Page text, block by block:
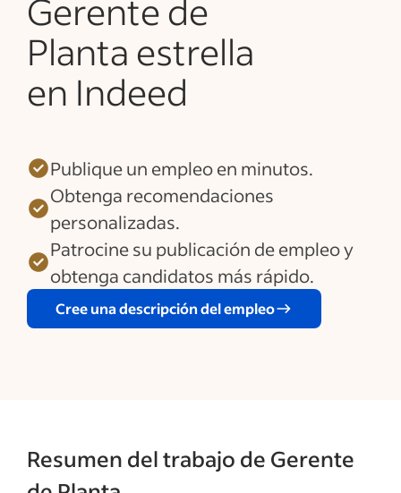
Gerente de
Planta estrella
en Indeed
Publique un empleo en minutos.
Obtenga recomendaciones
personalizadas.
Patrocine su publicación de empleo y
obtenga candidatos más rápido.
Cree una descripción del empleo
Resumen del trabajo de Gerente